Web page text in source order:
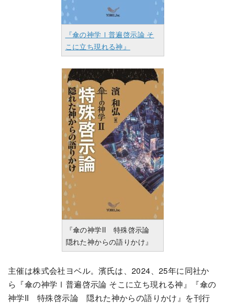
『傘の神学Ⅰ普遍啓示論 そ
こに立ち現れる神』
『傘の神学II 特殊啓示論
隠れた神からの語りかけ』
主催は株式会社ヨベル。濱氏は、2024、25年に同社か
ら『傘の神学Ⅰ普遍啓示論 そこに立ち現れる神』『傘の
神学II 特殊啓示論 隠れた神からの語りかけ』を刊行